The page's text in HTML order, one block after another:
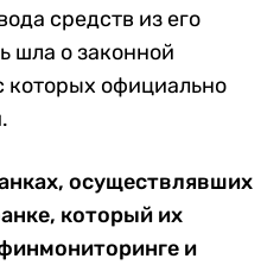
средств из его
шла о законной
которых официально
осуществлявших
который их
и